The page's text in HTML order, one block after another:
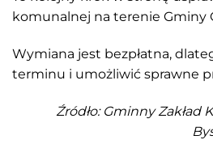
komunalnej na terenie Gminy
Wymiana jest bezpłatna,
terminu i umożliwić sprawne
Źródło: Gminny Zakład